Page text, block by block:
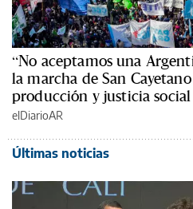
“No aceptamos una
la marcha de San
producción y justicia social
elDiarioAR
Últimas noticias